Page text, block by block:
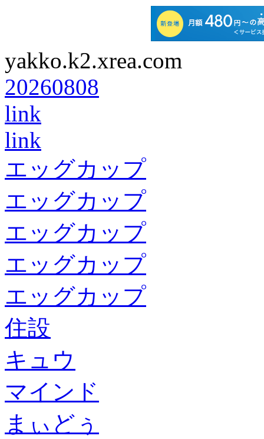
yakko.k2.xrea.com
20260808
link
link
エッグカップ
エッグカップ
エッグカップ
エッグカップ
エッグカップ
住設
キュウ
マインド
まぃどぅ